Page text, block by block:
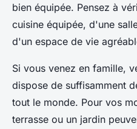
bien équipée. Pensez à
cuisine équipée, d'une
d'un espace de vie
Si vous venez en famille,
dispose de suffisamment
tout le monde. Pour vos
terrasse ou un jardin